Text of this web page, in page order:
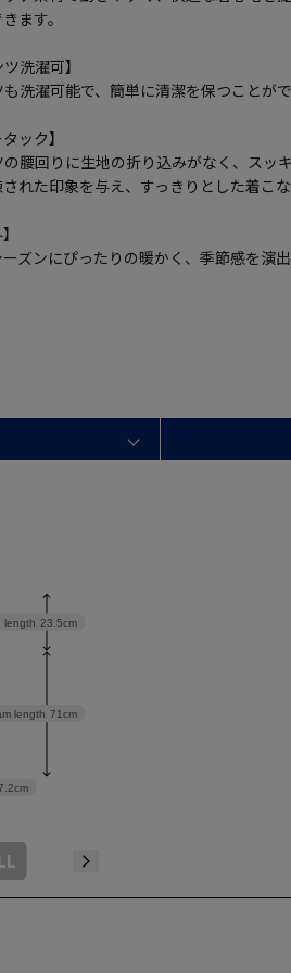
ます。
ツ洗濯可】
洗濯可能で、簡単に清潔を保つことが
タック】
腰回りに生地の折り込みがなく、スッ
れた印象を与え、すっきりとした着こな
ズンにぴったりの暖かく、季節感を演
length 71cm
length 23.5cm